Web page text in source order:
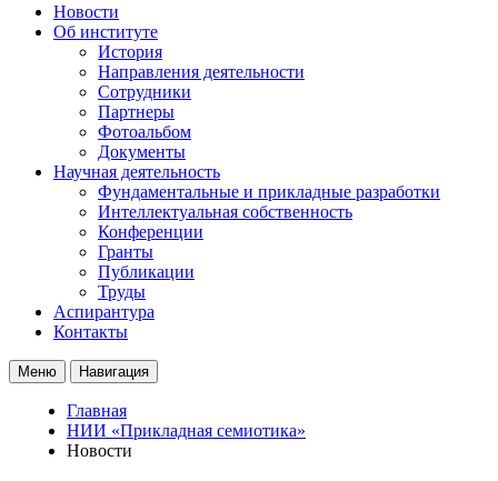
Новости
Об институте
История
Направления деятельности
Сотрудники
Партнеры
Фотоальбом
Документы
Научная деятельность
Фундаментальные и прикладные разработки
Интеллектуальная собственность
Конференции
Гранты
Публикации
Труды
Аспирантура
Контакты
Меню Навигация
Главная
НИИ «Прикладная семиотика»
Новости